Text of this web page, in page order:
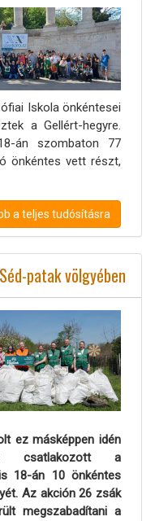
Iskola önkéntesei
a Gellért-hegyre.
án szombaton 77
önkéntes vett részt,
a teljes tudósításra
patak völgyében
ez másképpen idén
csatlakozott a
18-án 10 önkéntes
Az akción 26 zsák
megszabadítani a